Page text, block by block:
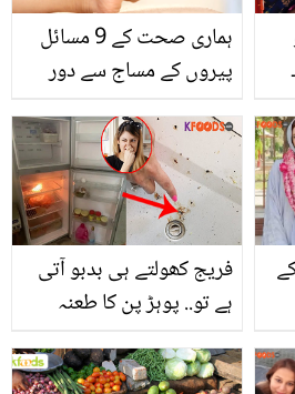
ہماری صحت کے 9 مسائل
پیروں کے مساج سے دور
فریج کھولتے ہی بدبو آتی
ہے تو.. پوہڑ پن کا طعنہ
ناگوار بو ختم کرنے کے یہ